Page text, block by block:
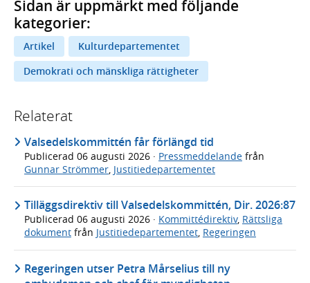
Sidan är uppmärkt med följande
kategorier:
Artikel
Kulturdepartementet
Demokrati och mänskliga rättigheter
Relaterat
Valsedelskommittén får förlängd tid
Publicerad 06 augusti 2026 · Pressmeddelande från
Gunnar Strömmer, Justitiedepartementet
Tilläggsdirektiv till Valsedelskommittén, Dir. 2026:87
Publicerad 06 augusti 2026 · Kommittédirektiv, Rättsliga
dokument från Justitiedepartementet, Regeringen
Regeringen utser Petra Mårselius till ny